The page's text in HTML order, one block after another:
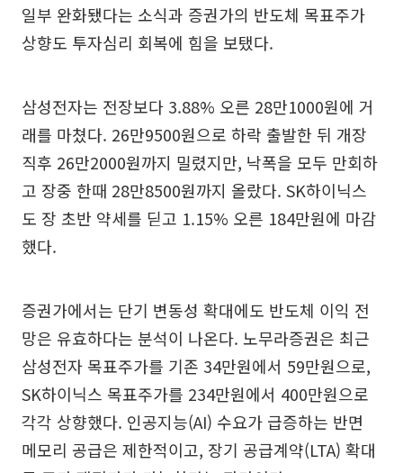
일부 완화됐다는 소식과 증권가의 반도체 목표주가
상향도 투자심리 회복에 힘을 보탰다.
삼성전자는 전장보다 3.88% 오른 28만1000원에 거
래를 마쳤다. 26만9500원으로 하락 출발한 뒤 개장
직후 26만2000원까지 밀렸지만, 낙폭을 모두 만회하
고 장중 한때 28만8500원까지 올랐다. SK하이닉스
도 장 초반 약세를 딛고 1.15% 오른 184만원에 마감
했다.
증권가에서는 단기 변동성 확대에도 반도체 이익 전
망은 유효하다는 분석이 나온다. 노무라증권은 최근
삼성전자 목표주가를 기존 34만원에서 59만원으로,
SK하이닉스 목표주가를 234만원에서 400만원으로
각각 상향했다. 인공지능(AI) 수요가 급증하는 반면
메모리 공급은 제한적이고, 장기 공급계약(LTA) 확대